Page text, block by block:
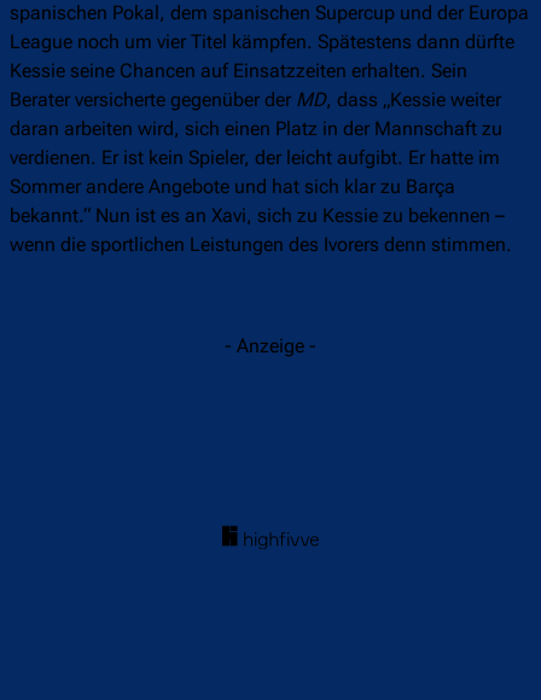
spanischen Pokal, dem spanischen Supercup und der Europa
League noch um vier Titel kämpfen. Spätestens dann dürfte
Kessie seine Chancen auf Einsatzzeiten erhalten. Sein
Berater versicherte gegenüber der MD, dass „Kessie weiter
daran arbeiten wird, sich einen Platz in der Mannschaft zu
verdienen. Er ist kein Spieler, der leicht aufgibt. Er hatte im
Sommer andere Angebote und hat sich klar zu Barça
bekannt.“ Nun ist es an Xavi, sich zu Kessie zu bekennen –
wenn die sportlichen Leistungen des Ivorers denn stimmen.
- Anzeige -